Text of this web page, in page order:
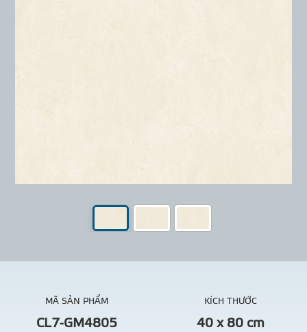
MÃ SẢN PHẨM
CL7-GM4805
KÍCH THƯỚC
40 x 80 cm